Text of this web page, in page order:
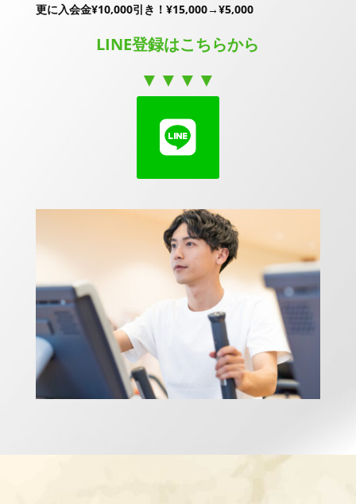
更に入会金¥10,000引き！¥15,000→¥5,000
LINE登録はこちらから
▼▼▼▼